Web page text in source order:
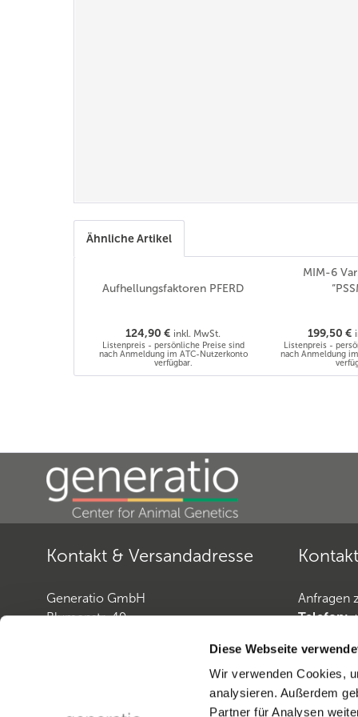
Diese Webseite
Wir verwenden Cookies,
analysieren. Außerdem
Partner für Analysen
Ähnliche Artikel
Aufhellungsfaktoren PFERD
124,90 € inkl. MwSt.
Listenpreis - persönliche Preise sind
nach Anmeldung im ATC-Nutzerkonto
verfügbar.
MIM-6
199,50 €
Listenpreis -
nach Anmeldung
Kontakt & Versandadresse
Generatio GmbH
Blumenstr. 49
Hundediagnostik
+49 (0)6221-38935-30
Telefax: +49 (0)6221-38935-31
Anfragen
Telefon:
E-Mail:
Vertrag